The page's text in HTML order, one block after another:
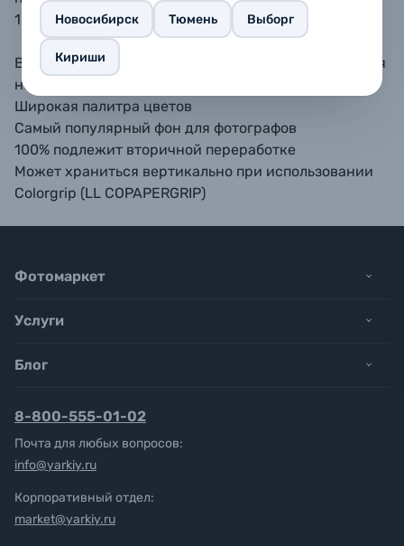
Новосибирск Тюмень Выборг
Кириши
100% подлежит вторичной переработке.
Высококачественная бумага, ничего не упускающая
неотражающая поверхность
Широкая палитра цветов
Самый популярный фон для фотографов
100% подлежит вторичной переработке
Может храниться вертикально при использовании
Colorgrip (LL COPAPERGRIP)
Фотомаркет
Услуги
Блог
8-800-555-01-02
Почта для любых вопросов:
info@yarkiy.ru
Корпоративный отдел:
market@yarkiy.ru